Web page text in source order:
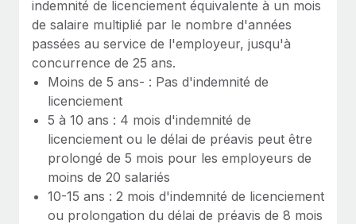
croissance mobile internationale, encourage les...
En savoir plus
indemnité de licenciement équivalente à un mois
de salaire multiplié par le nombre d'années
passées au service de l'employeur, jusqu'à
concurrence de 25 ans.
Moins de 5 ans- : Pas d'indemnité de
licenciement
5 à 10 ans : 4 mois d'indemnité de
licenciement ou le délai de préavis peut être
prolongé de 5 mois pour les employeurs de
moins de 20 salariés
10-15 ans : 2 mois d'indemnité de licenciement
ou prolongation du délai de préavis de 8 mois